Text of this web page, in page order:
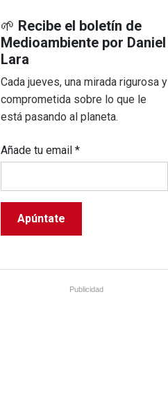
🌱 Recibe el boletín de
Medioambiente por Daniel
Lara
Cada jueves, una mirada rigurosa y
comprometida sobre lo que le
está pasando al planeta.
Añade tu email*
Publicidad